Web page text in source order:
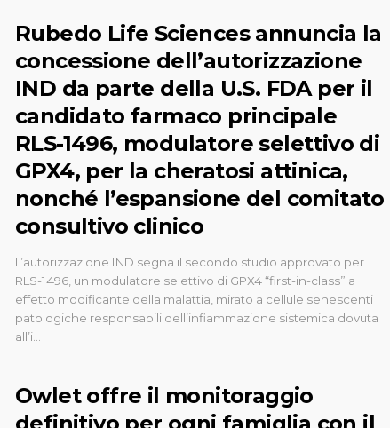
Rubedo Life Sciences annuncia la
concessione dell’autorizzazione
IND da parte della U.S. FDA per il
candidato farmaco principale
RLS-1496, modulatore selettivo di
GPX4, per la cheratosi attinica,
nonché l’espansione del comitato
consultivo clinico
L’autorizzazione IND segna il secondo studio approvato per
RLS-1496, un modulatore selettivo di GPX4 “first-in-class” a
effetto modificante della malattia, mirato a cellule senescenti
patologiche responsabili dell’infiammazione sistemica dovuta
all’i...
Owlet offre il monitoraggio